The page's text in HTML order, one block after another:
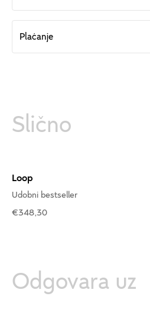
Plaćanje
Slično
Loop
Udobni bestseller
€348,30
Odgovara uz